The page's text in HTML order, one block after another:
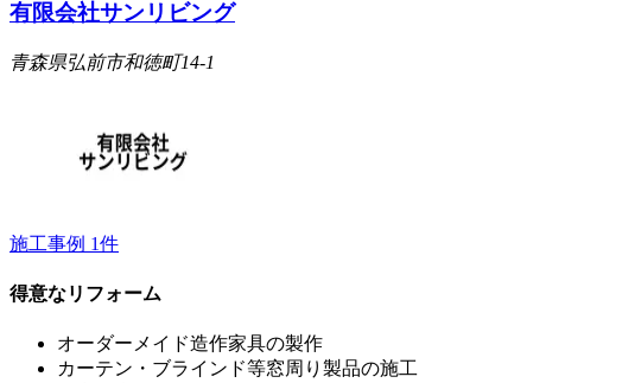
有限会社サンリビング
青森県弘前市和徳町14-1
施工事例 1件
得意なリフォーム
オーダーメイド造作家具の製作
カーテン・ブラインド等窓周り製品の施工